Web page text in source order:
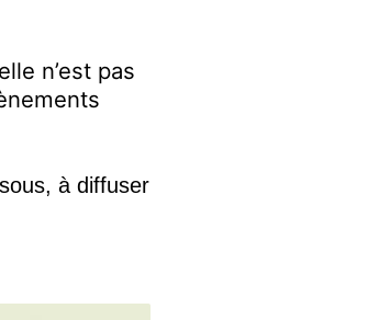
n’est pas
à diffuser